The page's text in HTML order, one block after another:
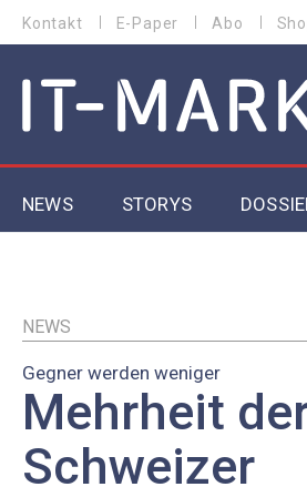
Kontakt E-Paper Abo
MAIN NAVIGATION
NEWS STORYS
EU-
NEWS
Gegner werden weniger
Mehrheit
Schweizer